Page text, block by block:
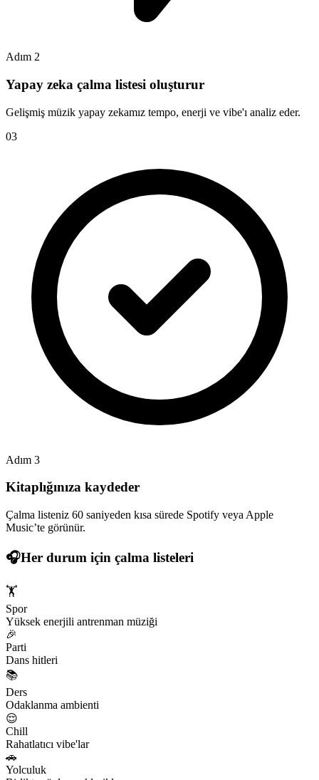
Adım 2
Yapay zeka çalma listesi oluşturur
Gelişmiş müzik yapay zekamız tempo, enerji ve vibe'ı analiz eder.
03
Adım 3
Kitaplığınıza kaydeder
Çalma listeniz 60 saniyeden kısa sürede Spotify veya Apple
Music’te görünür.
🎧Her durum için çalma listeleri
🏋️
Spor
Yüksek enerjili antrenman müziği
🎉
Parti
Dans hitleri
📚
Ders
Odaklanma ambienti
😌
Chill
Rahatlatıcı vibe'lar
🚗
Yolculuk